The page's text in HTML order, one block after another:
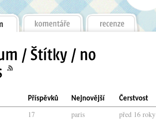
Příspěvků Nejnovější Čerstvost
17 paris před 16 roky